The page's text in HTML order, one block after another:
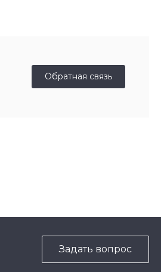
Обратная связь
Задать вопрос